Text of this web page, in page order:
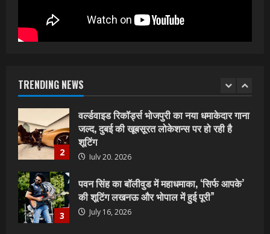
TRENDING NEWS
July 23, 2026
2
शूटिंग
July 20, 2026
3
पवन सिंह का बॉलीवुड में महाधमाका, ‘सिर्फ आपके’
की शूटिंग लखनऊ और भोपाल में हुई पूरी”
July 16, 2026
4
नेहा म्यूजिक वर्ल्ड पर रिलीज हुआ भोजपुरी गीत
जिंदगी जियल छोड़ देहब, दर्शकों का मिल रहा भरपूर
प्यार